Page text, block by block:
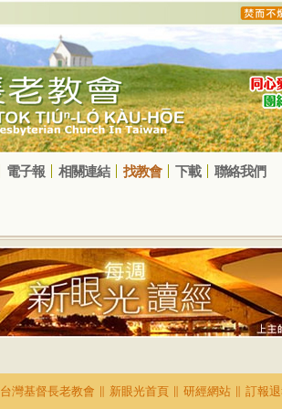
電子報 相關連結 找教會 下載 聯絡我們
台灣基督長老教會 新眼光首頁∥ 研經網站∥ 訂報